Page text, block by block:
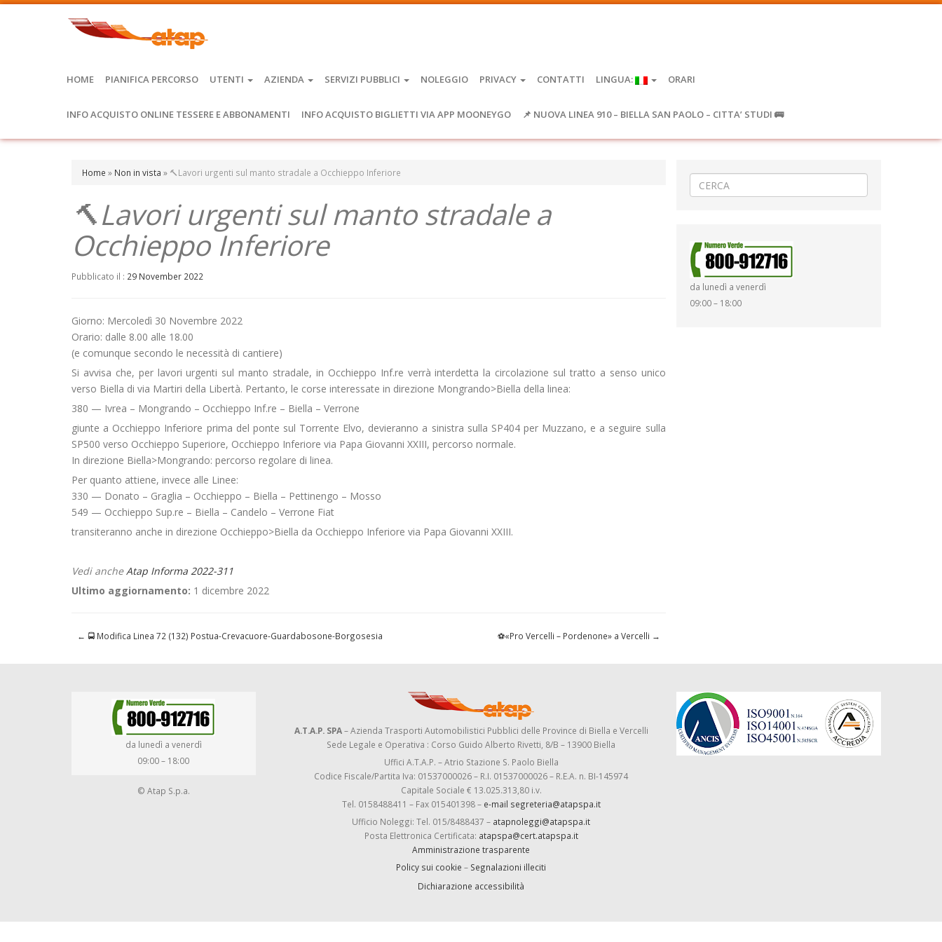
HOME PIANIFICA PERCORSO UTENTI AZIENDA SERVIZI PUBBLICI NOLEGGIO PRIVACY CONTATTI LINGUA: ORARI
INFO ACQUISTO ONLINE TESSERE E ABBONAMENTI INFO ACQUISTO BIGLIETTI VIA APP MOONEYGO 📌 NUOVA LINEA 910 – BIELLA SAN PAOLO – CITTA’ STUDI 🚌
Home » Non in vista » 🔨Lavori urgenti sul manto stradale a Occhieppo Inferiore
🔨Lavori urgenti sul manto stradale a
Occhieppo Inferiore
Pubblicato il : 29 November 2022
Giorno: Mercoledì 30 Novembre 2022
Orario: dalle 8.00 alle 18.00
(e comunque secondo le necessità di cantiere)
Si avvisa che, per lavori urgenti sul manto stradale, in Occhieppo Inf.re verrà interdetta la circolazione sul tratto a senso unico
verso Biella di via Martiri della Libertà. Pertanto, le corse interessate in direzione Mongrando>Biella della linea:
380 — Ivrea – Mongrando – Occhieppo Inf.re – Biella – Verrone
giunte a Occhieppo Inferiore prima del ponte sul Torrente Elvo, devieranno a sinistra sulla SP404 per Muzzano, e a seguire sulla
SP500 verso Occhieppo Superiore, Occhieppo Inferiore via Papa Giovanni XXIII, percorso normale.
In direzione Biella>Mongrando: percorso regolare di linea.
Per quanto attiene, invece alle Linee:
330 — Donato – Graglia – Occhieppo – Biella – Pettinengo – Mosso
549 — Occhieppo Sup.re – Biella – Candelo – Verrone Fiat
transiteranno anche in direzione Occhieppo>Biella da Occhieppo Inferiore via Papa Giovanni XXIII.
Vedi ancheAtap Informa 2022-311
Ultimo aggiornamento: 1 dicembre 2022
← 🚍 Modifica Linea 72 (132) Postua-Crevacuore-Guardabosone-Borgosesia ⚽«Pro Vercelli – Pordenone» a Vercelli →
da lunedì a venerdì
09:00 – 18:00
da lunedì a venerdì
09:00 – 18:00
© Atap S.p.a.
A.T.A.P. SPA– Azienda Trasporti Automobilistici Pubblici delle Province di Biella e Vercelli
Sede Legale e Operativa : Corso Guido Alberto Rivetti, 8/B – 13900 Biella
Uffici A.T.A.P. – Atrio Stazione S. Paolo Biella
Codice Fiscale/Partita Iva: 01537000026 – R.I. 01537000026 – R.E.A. n. BI-145974
Capitale Sociale € 13.025.313,80 i.v.
Tel. 0158488411 – Fax 015401398 – e-mail segreteria@atapspa.it
Ufficio Noleggi: Tel. 015/8488437 – atapnoleggi@atapspa.it
Posta Elettronica Certificata: atapspa@cert.atapspa.it
Amministrazione trasparente
Policy sui cookie – Segnalazioni illeciti
Dichiarazione accessibilità